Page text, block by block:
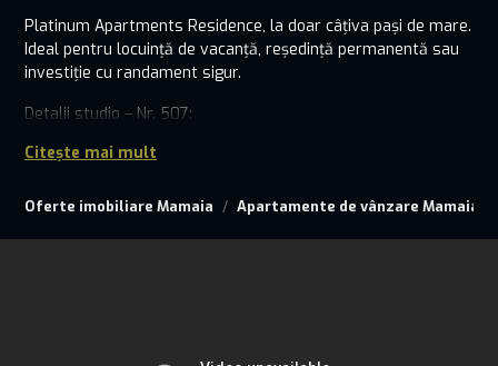
Oferte imobiliare Mamaia Apartamente de vânzare Mamaia
Platinum Apartments Residence, la doar câțiva pași de mare.
Ideal pentru locuință de vacanță, reședință permanentă sau
investiție cu randament sigur.
Detalii studio – Nr. 507:
Suprafață utilă generoasă
Baie complet echipată
Tâmplărie din aluminiu cu geam triplu
Citește mai mult